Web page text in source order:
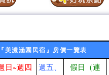
『美濃涵園民宿』房價一覽表
日~週四
週五、
假日（連